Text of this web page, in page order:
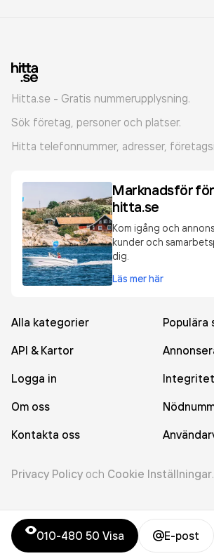
010-480 50 Visa E-post
Hitta.se - Gratis nummerupplysning.
Sök företag, personer och platser.
Hitta telefonnummer, adresser,
Marknadsför
hitta.se
Kom igång och
kunder och
dig.
Läs mer här
Alla kategorier
Populära
API & Kartor
Logga in
Integritet
Om oss
Kontakta oss
Privacy Policy och Cookie Inställningar.